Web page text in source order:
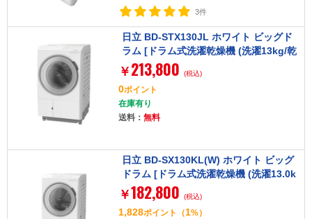
3件
日立 BD-STX130JL ホワイト ビッグド
ラム [ドラム式洗濯乾燥機 (洗濯13kg/乾
燥7kg) 左開き]
￥ 213,800 (税込)
0ポイント
在庫有り
送料： 無料
日立 BD-SX130KL(W) ホワイト ビッグ
ドラム [ドラム式洗濯乾燥機 (洗濯13.0k
g/乾燥7.0kg) 左開き]
￥182,800 (税込)
1,828ポイント （1%）